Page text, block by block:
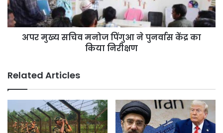
पुनर्वास
केंद्र
का
अपर मुख्य सचिव मनोज पिंगुआ ने पुनर्वास केंद्र का
किया निरीक्षण
Related Articles